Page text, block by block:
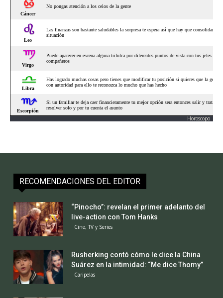
Horoscopo
RECOMENDACIONES DEL EDITOR
“Pinocho”: revelan el primer adelanto del
live-action con Tom Hanks
Cine, TV y Series
Rusherking contó cómo le dice la China
Suárez en la intimidad: “Me dice Thomy”
Caripelas